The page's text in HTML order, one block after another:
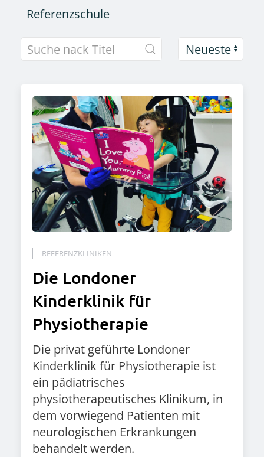
Referenzschule
REFERENZKLINIKEN
Die Londoner
Kinderklinik für
Physiotherapie
Die privat geführte Londoner
Kinderklinik für Physiotherapie ist
ein pädiatrisches
physiotherapeutisches Klinikum, in
dem vorwiegend Patienten mit
neurologischen Erkrankungen
behandelt werden.